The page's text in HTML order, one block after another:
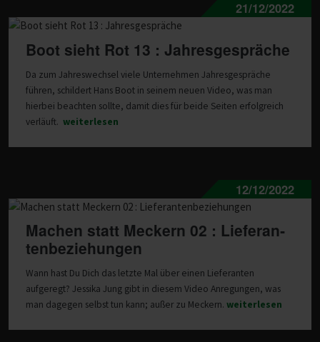
21/12/2022
Boot sieht Rot 13 : Jahresgespräche
Da zum Jahreswechsel viele Unternehmen Jahresgespräche
führen, schildert Hans Boot in seinem neuen Video, was man
hierbei beachten sollte, damit dies für beide Seiten erfolgreich
verläuft.weiterlesen
12/12/2022
Machen statt Meckern 02 : Liefe­ran­
ten­be­zie­hungen
Wann hast Du Dich das letzte Mal über einen Lieferanten
aufgeregt? Jessika Jung gibt in diesem Video Anregungen, was
man dagegen selbst tun kann; außer zu Meckern.weiterlesen